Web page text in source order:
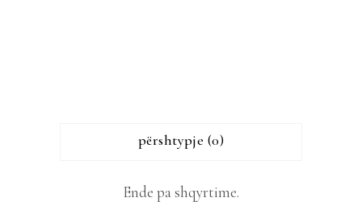
përshtypje (0)
Ende pa shqyrtime.